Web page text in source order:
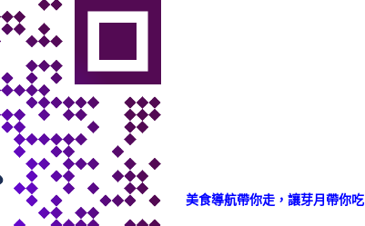
美食導航帶你走，讓芽月帶你吃